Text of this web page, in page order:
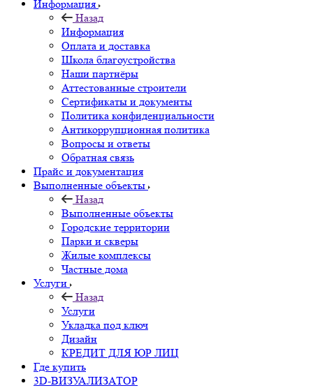
Информация
Назад
Информация
Оплата и доставка
Школа благоустройства
Наши партнёры
Аттестованные строители
Сертификаты и документы
Политика конфиденциальности
Антикоррупционная политика
Вопросы и ответы
Обратная связь
Прайс и документация
Выполненные объекты
Назад
Выполненные объекты
Городские территории
Парки и скверы
Жилые комплексы
Частные дома
Услуги
Назад
Услуги
Укладка под ключ
Дизайн
КРЕДИТ ДЛЯ ЮР ЛИЦ
Где купить
3D-ВИЗУАЛИЗАТОР